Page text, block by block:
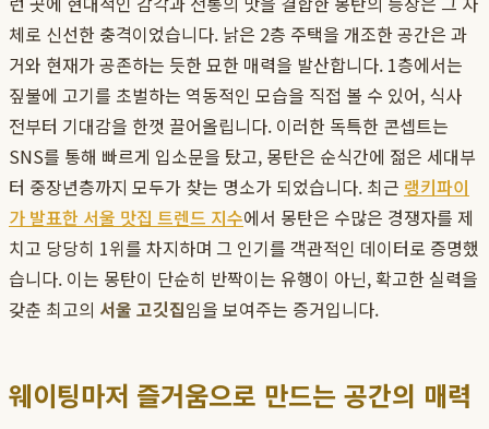
체로 신선한 충격이었습니다. 낡은 2층 주택을 개조한 공간은 과
거와 현재가 공존하는 듯한 묘한 매력을 발산합니다. 1층에서는
짚불에 고기를 초벌하는 역동적인 모습을 직접 볼 수 있어, 식사
전부터 기대감을 한껏 끌어올립니다. 이러한 독특한 콘셉트는
SNS를 통해 빠르게 입소문을 탔고, 몽탄은 순식간에 젊은 세대부
터 중장년층까지 모두가 찾는 명소가 되었습니다. 최근 랭키파이
가 발표한 서울 맛집 트렌드 지수에서 몽탄은 수많은 경쟁자를 제
치고 당당히 1위를 차지하며 그 인기를 객관적인 데이터로 증명했
습니다. 이는 몽탄이 단순히 반짝이는 유행이 아닌, 확고한 실력을
갖춘 최고의 서울 고깃집임을 보여주는 증거입니다.
웨이팅마저 즐거움으로 만드는 공간의 매력